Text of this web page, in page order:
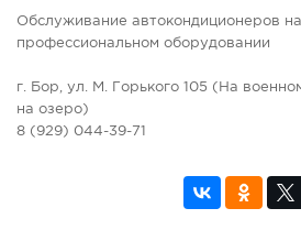
Обслуживание автокондиционеров на
профессиональном оборудовании
г. Бор, ул. М. Горького 105 (На
на озеро)
8 (929) 044-39-71